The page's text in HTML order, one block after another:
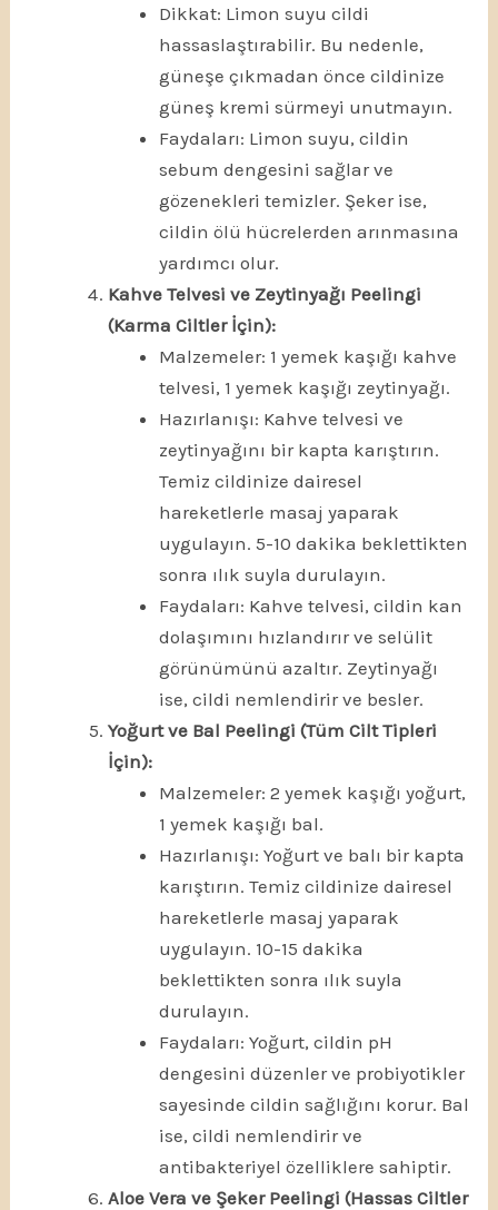
Dikkat: Limon suyu cildi
hassaslaştırabilir. Bu nedenle,
güneşe çıkmadan önce cildinize
güneş kremi sürmeyi unutmayın.
Faydaları: Limon suyu, cildin
sebum dengesini sağlar ve
gözenekleri temizler. Şeker ise,
cildin ölü hücrelerden arınmasına
yardımcı olur.
Kahve Telvesi ve Zeytinyağı Peelingi
(Karma Ciltler İçin):
Malzemeler: 1 yemek kaşığı kahve
telvesi, 1 yemek kaşığı zeytinyağı.
Hazırlanışı: Kahve telvesi ve
zeytinyağını bir kapta karıştırın.
Temiz cildinize dairesel
hareketlerle masaj yaparak
uygulayın. 5-10 dakika beklettikten
sonra ılık suyla durulayın.
Faydaları: Kahve telvesi, cildin kan
dolaşımını hızlandırır ve selülit
görünümünü azaltır. Zeytinyağı
ise, cildi nemlendirir ve besler.
Yoğurt ve Bal Peelingi (Tüm Cilt Tipleri
İçin):
Malzemeler: 2 yemek kaşığı yoğurt,
1 yemek kaşığı bal.
Hazırlanışı: Yoğurt ve balı bir kapta
karıştırın. Temiz cildinize dairesel
hareketlerle masaj yaparak
uygulayın. 10-15 dakika
beklettikten sonra ılık suyla
durulayın.
Faydaları: Yoğurt, cildin pH
dengesini düzenler ve probiyotikler
sayesinde cildin sağlığını korur. Bal
ise, cildi nemlendirir ve
antibakteriyel özelliklere sahiptir.
Aloe Vera ve Şeker Peelingi (Hassas Ciltler